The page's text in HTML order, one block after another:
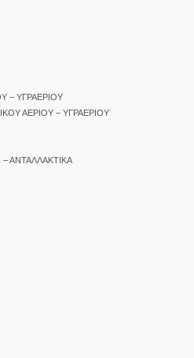
– ΥΓΡΑΕΡΙΟΥ
ΑΕΡΙΟΥ – ΥΓΡΑΕΡΙΟΥ
ΑΝΤΑΛΛΑΚΤΙΚΑ